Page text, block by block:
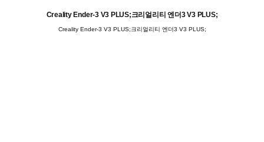
Creality Ender-3 V3 PLUS;크리얼리티 엔더3 V3 PLUS;
Creality Ender-3 V3 PLUS;크리얼리티 엔더3 V3 PLUS;